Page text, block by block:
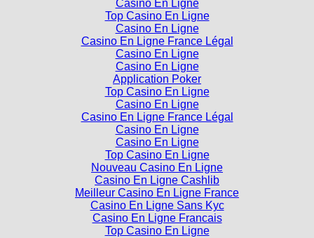
Casino En Ligne
Top Casino En Ligne
Casino En Ligne
Casino En Ligne France Légal
Casino En Ligne
Casino En Ligne
Application Poker
Top Casino En Ligne
Casino En Ligne
Casino En Ligne France Légal
Casino En Ligne
Casino En Ligne
Top Casino En Ligne
Nouveau Casino En Ligne
Casino En Ligne Cashlib
Meilleur Casino En Ligne France
Casino En Ligne Sans Kyc
Casino En Ligne Francais
Top Casino En Ligne